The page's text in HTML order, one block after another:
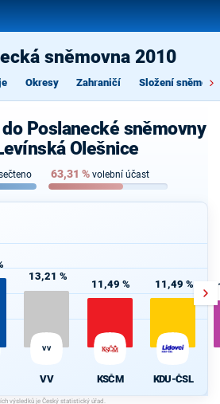
sněmovna 2010
Okresy Zahraničí Složení
Poslanecké sněmovny
Olešnice
63,31 % volební účast
13,21 %
VV
VV
11,49 %
KSČM
11,49 %
KDU-ČSL